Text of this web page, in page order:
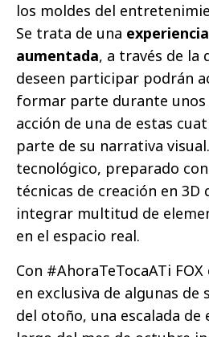
los moldes del
Se trata de una
aumentada, a través de la
deseen participar podrán
formar parte durante unos
acción de una de estas
parte de su narrativa
tecnológico, preparado
técnicas de creación en
integrar multitud de
en el espacio real.
Con #AhoraTeTocaATi
en exclusiva de algunas de
del otoño, una escalada de